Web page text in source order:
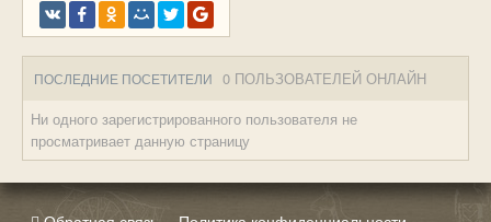
ПОСЛЕДНИЕ ПОСЕТИТЕЛИ 0 ПОЛЬЗОВАТЕЛЕЙ ОНЛАЙН
Ни одного зарегистрированного пользователя не
просматривает данную страницу